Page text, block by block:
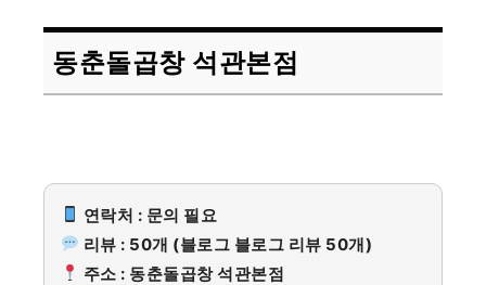
동춘돌곱창 석관본점
연락처 : 문의 필요
리뷰 : 50개 (블로그 블로그 리뷰 50개)
주소 : 동춘돌곱창 석관본점